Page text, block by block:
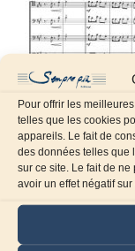
Pour offrir les
telles que les cookies
appareils. Le fait de
des données telles que
sur ce site. Le fait de
avoir un effet négatif
Laissez un
Commentaire